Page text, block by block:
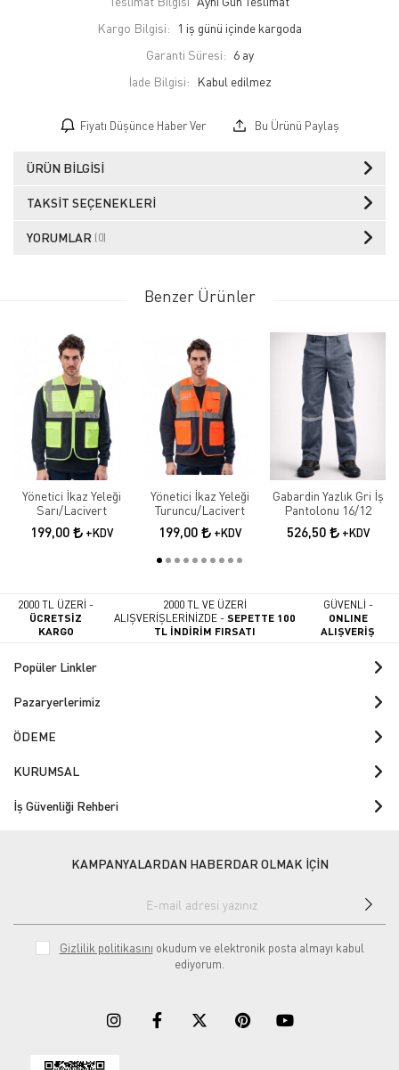
Kargo Bilgisi:
1 iş günü içinde kargoda
Garanti Süresi: 6 ay
İade Bilgisi:
Fiyatı Düşünce Haber Ver Bu Ürünü Paylaş
ÜRÜN BILGISI
TAKSIT SEÇENEKLERI
YORUMLAR (0)
Benzer Ürünler
Yönetici İkaz Yeleği
Sarı/Lacivert
199,00 +KDV
Yönetici İkaz Yeleği
Turuncu/Lacivert
199,00 +KDV
Gabardin Yazlık Gri İş
Pantolonu 16/12
526,50 +KDV
2000 TL ÜZERİ -
ÜCRETSİZ
KARGO
2000 TL VE ÜZERİ
ALIŞVERİŞLERİNİZDE -SEPETTE 100
TL İNDİRİM FIRSATI
GÜVENLİ -
ONLINE
ALIŞVERİŞ
Popüler Linkler
Pazaryerlerimiz
ÖDEME
KURUMSAL
İş Güvenliği Rehberi
KAMPANYALARDAN HABERDAR OLMAK İÇİN
Gizlilik politikasını okudum ve elektronik posta almayı kabul
ediyorum.